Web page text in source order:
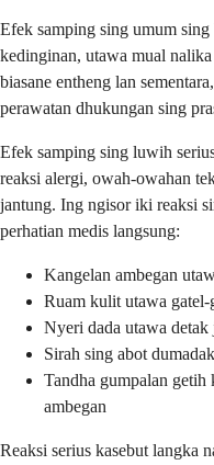
Efek samping sing umum
kedinginan, utawa mual
biasane entheng lan
perawatan dhukungan sing
Efek samping sing luwih
reaksi alergi, owah-owahan
jantung. Ing ngisor iki reaksi
perhatian medis langsung:
Kangelan ambegan
Ruam kulit utawa gatel-
Nyeri dada utawa detak
Sirah sing abot
Tandha gumpalan
ambegan
Reaksi serius kasebut langka